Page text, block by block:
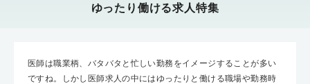
ゆったり働ける求人特集
医師は職業柄、バタバタと忙しい勤務をイメージすることが多い
ですね。しかし医師求人の中にはゆったりと働ける職場や勤務時